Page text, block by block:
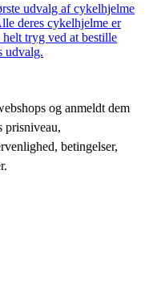
udvalg af cykelhjelme
deres cykelhjelme er
tryg ved at bestille
udvalg.
og anmeldt dem
prisniveau,
betingelser,